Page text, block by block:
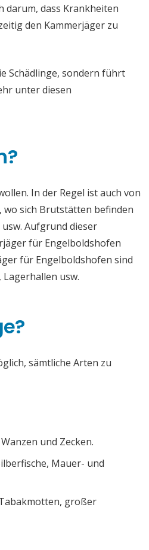
darum, dass Krankheiten
den Kammerjäger zu
Schädlinge, sondern führt
unter diesen
In der Regel ist auch von
wo sich Brutstätten befinden
Aufgrund dieser
für Engelboldshofen
für Engelboldshofen sind
usw.
sämtliche Arten zu
und Zecken.
Mauer- und
großer